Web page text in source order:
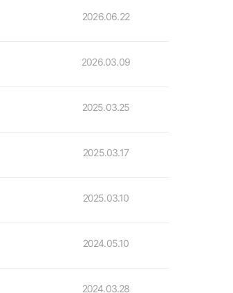
2026.06.22
2026.03.09
2025.03.25
2025.03.17
2025.03.10
2024.05.10
2024.03.28